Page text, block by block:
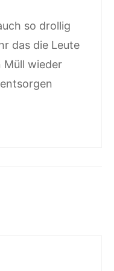
so drollig
das die Leute
Müll wieder